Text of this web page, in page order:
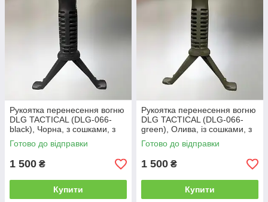
Рукоятка перенесення вогню
DLG TACTICAL (DLG-066-
black), Чорна, з сошками, з
планкою пікатінні, висота до
220 мм
Готово до відправки
1 500 ₴
Купити
Рукоятка перенесення вогню
DLG TACTICAL (DLG-066-
green), Олива, із сошками, з
планкою пікатінні, висота до
220 мм
Готово до відправки
1 500 ₴
Купити